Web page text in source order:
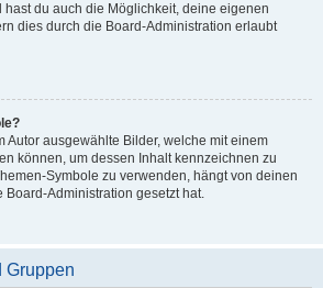
du auch die Möglichkeit, deine eigenen
dies durch die Board-Administration erlaubt
Autor ausgewählte Bilder, welche mit einem
können, um dessen Inhalt kennzeichnen zu
Symbole zu verwenden, hängt von deinen
Board-Administration gesetzt hat.
Gruppen